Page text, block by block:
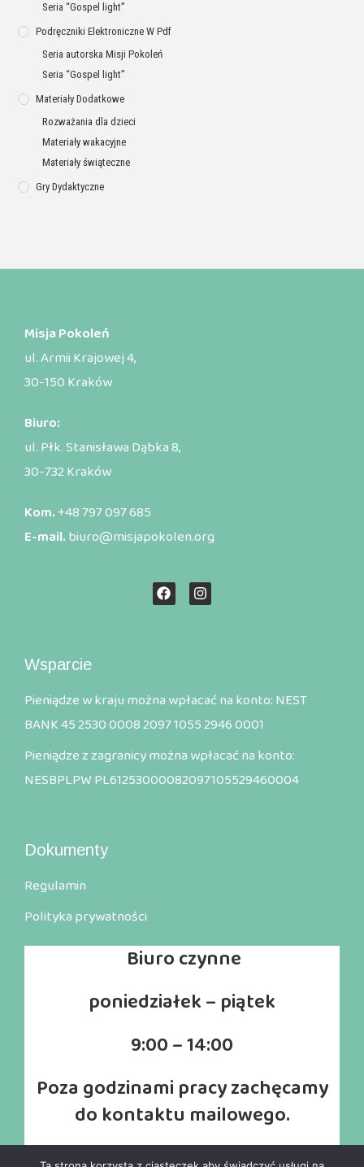
Seria “Gospel light”
Podręczniki Elektroniczne W Pdf
Seria autorska Misji Pokoleń
Seria “Gospel light”
Materiały Dodatkowe
Rozważania dla dzieci
Materiały wakacyjne
Materiały świąteczne
Gry Dydaktyczne
Misja Pokoleń
ul. Armii Krajowej 4,
30-150 Kraków
Biuro:
ul. Płk. Stanisława Dąbka 8,
30-732 Kraków
Kom.+48 797 097 685
E-mail.biuro@misjapokolen.org
Wsparcie
Pieniądze w kraju można wpłacać na konto: NEST
BANK 45 2530 0008 2097 1055 2946 0001
Pieniądze z zagranicy można wpłacać na konto:
NESBPLPW PL61253000082097105529460004
Dokumenty
Regulamin
Polityka prywatności
Biuroczynne
poniedziałek – piątek
9:00 – 14:00
Poza godzinami pracy zachęcamy
do kontaktu mailowego.